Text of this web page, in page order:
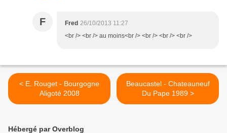
F Fred 26/10/2013 11:27
<br /> <br /> au moins<br /> <br /> <br /> <br />
< E. Rouget - Bourgogne
Aligoté 2008
Beaucastel - Chateauneuf
Du Pape 1989 >
Hébergé par Overblog